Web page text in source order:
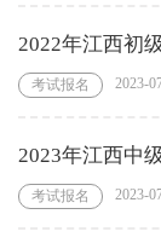
2022年江西初
考试报名 2023-
2023年江西中
考试报名 2023-